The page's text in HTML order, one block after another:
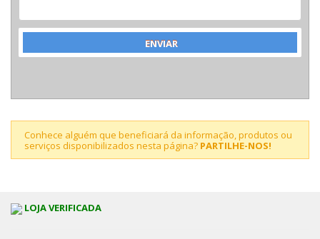
Conhece alguém que beneficiará da informação, produtos ou
serviços disponibilizados nesta página? PARTILHE-NOS!
LOJA VERIFICADA